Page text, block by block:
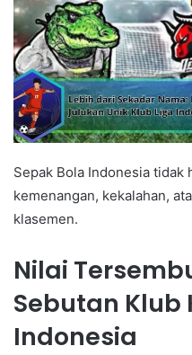
Sepak Bola Indonesia tidak
kemenangan, kekalahan,
klasemen.
Nilai
Sebutan Klub
Indonesia